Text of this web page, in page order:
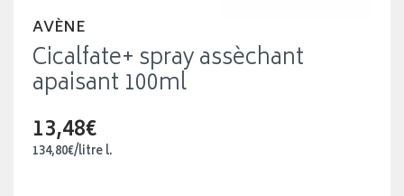
AVÈNE
Cicalfate+ spray assèchant
apaisant 100ml
13,48€
134,80€/litrel.